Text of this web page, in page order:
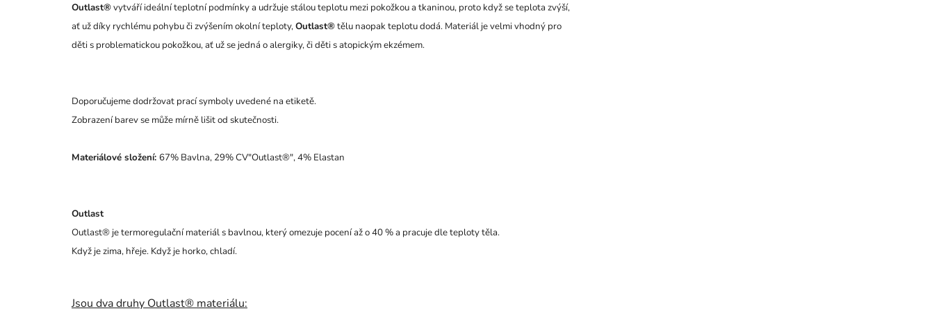
Outlast®vytváří ideální teplotní podmínky a udržuje stálou teplotu mezi pokožkou a tkaninou, proto když se teplota zvýší,
ať už díky rychlému pohybu či zvýšením okolní teploty,Outlast®tělu naopak teplotu dodá. Materiál je velmi vhodný pro
děti s problematickou pokožkou, ať už se jedná o alergiky, či děti s atopickým ekzémem.
Doporučujeme dodržovat prací symboly uvedené na etiketě.
Zobrazení barev se může mírně lišit od skutečnosti.
Materiálové složení: 67% Bavlna, 29% CV"Outlast®", 4% Elastan
Outlast
Outlast® je termoregulační materiál s bavlnou, který omezuje pocení až o 40 % a pracuje dle teploty těla.
Když je zima, hřeje. Když je horko, chladí.
Jsou dva druhy Outlast® materiálu: